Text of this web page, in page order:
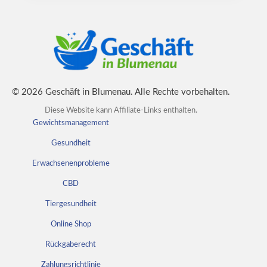
© 2026 Geschäft in Blumenau. Alle Rechte vorbehalten.
Diese Website kann Affiliate-Links enthalten.
Gewichtsmanagement
Gesundheit
Erwachsenenprobleme
CBD
Tiergesundheit
Online Shop
Rückgaberecht
Zahlungsrichtlinie